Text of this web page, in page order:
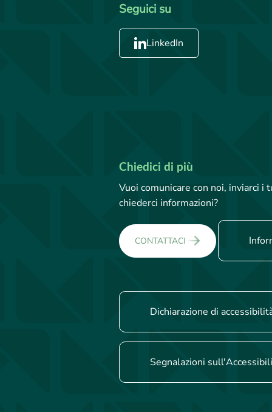
Seguici su
LinkedIn
Chiedici di più
Vuoi comunicare con noi, inviarci
chiederci informazioni?
CONTATTACI
Dichiarazione di
Segnalazioni